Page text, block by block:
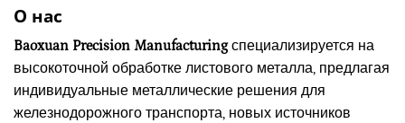
О нас
Baoxuan Precision Manufacturingспециализируется на
высокоточной обработке листового металла, предлагая
индивидуальные металлические решения для
железнодорожного транспорта, новых источников